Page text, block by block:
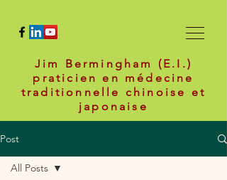
Jim Bermingham (E.I.)
praticien en médecine
traditionnelle chinoise et
japonaise
Post
All Posts